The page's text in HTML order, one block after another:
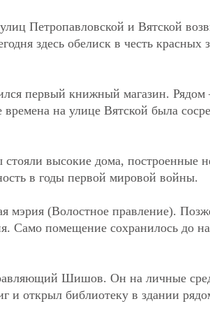
Петропавловской и Вятской
здесь обелиск в честь красных
первый книжный магазин. Рядом
на улице Вятской была
высокие дома, построенные
в годы первой мировой войны.
мэрия (Волостное правление).
Само помещение сохранилось до
Шишов. Он на личные
и открыл библиотеку в здании